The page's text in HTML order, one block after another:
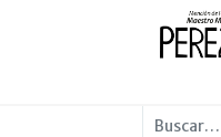
Buscar